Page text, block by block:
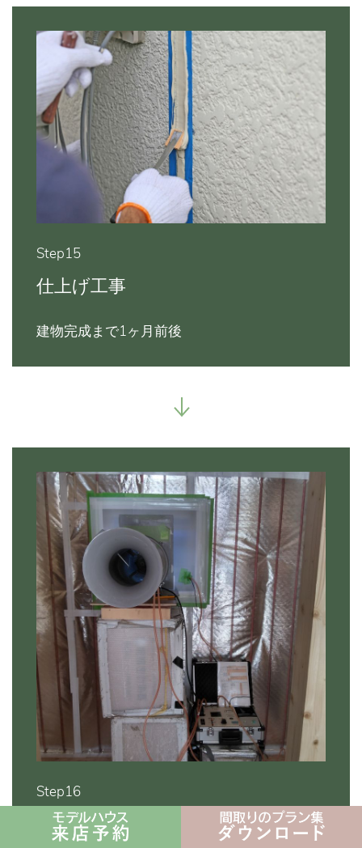
Step15
仕上げ工事
建物完成まで1ヶ月前後
Step16
完成時気密測定